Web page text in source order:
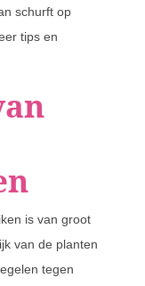
schurft op
tips en
is van groot
van de planten
tegen